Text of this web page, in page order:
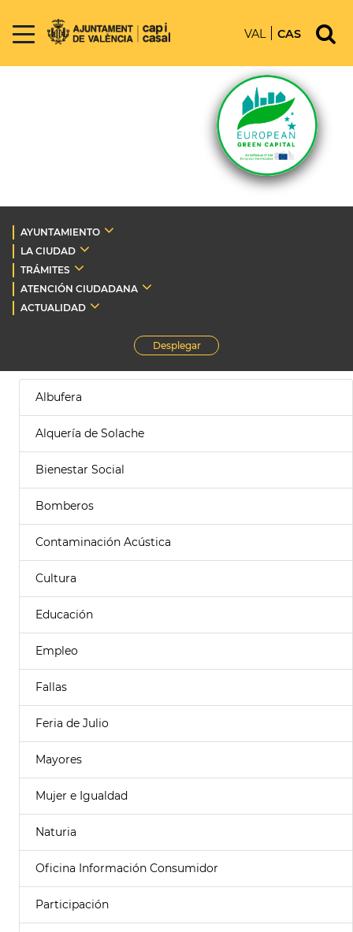
VAL CAS
AYUNTAMIENTO
LA CIUDAD
TRÁMITES
ATENCIÓN CIUDADANA
ACTUALIDAD
Desplegar
Albufera
Alquería de Solache
Bienestar Social
Bomberos
Contaminación Acústica
Cultura
Educación
Empleo
Fallas
Feria de Julio
Mayores
Mujer e Igualdad
Naturia
Oficina Información Consumidor
Participación